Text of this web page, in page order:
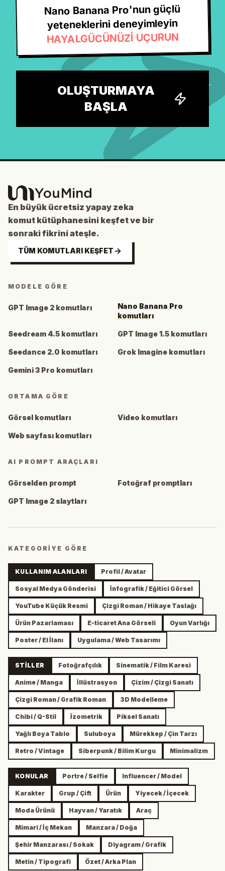
Nano Banana Pro'nun güçlü
yeteneklerini deneyimleyin
HAYALGÜCÜNÜZİ UÇURUN
OLUŞTURMAYA
BAŞLA
En büyük ücretsiz yapay zeka
komut kütüphanesini keşfet ve bir
sonraki fikrini ateşle.
TÜM KOMUTLARI KEŞFET
MODELE GÖRE
GPT Image 2 komutları
Nano Banana Pro
komutları
Seedream 4.5 komutları GPT Image 1.5 komutları
Seedance 2.0 komutları Grok Imagine komutları
Gemini 3 Pro komutları
ORTAMA GÖRE
Görsel komutları Video komutları
Web sayfası komutları
AI PROMPT ARAÇLARI
Görselden prompt Fotoğraf promptları
GPT Image 2 slaytları
KATEGORIYE GÖRE
KULLANIM ALANLARI Profil / Avatar
Sosyal Medya Gönderisi İnfografik / Eğitici Görsel
YouTube Küçük Resmi Çizgi Roman / Hikaye Taslağı
Ürün Pazarlaması E-ticaret Ana Görseli Oyun Varlığı
Poster / El İlanı Uygulama / Web Tasarımı
STILLER Fotoğrafçılık Sinematik / Film Karesi
Anime / Manga İllüstrasyon Çizim / Çizgi Sanatı
Çizgi Roman / Grafik Roman 3D Modelleme
Chibi / Q-Stil İzometrik Piksel Sanatı
Yağlı Boya Tablo Suluboya Mürekkep / Çin Tarzı
Retro / Vintage Siberpunk / Bilim Kurgu Minimalizm
KONULAR Portre / Selfie Influencer / Model
Karakter Grup / Çift Ürün Yiyecek / İçecek
Moda Ürünü Hayvan / Yaratık Araç
Mimari / İç Mekan Manzara / Doğa
Şehir Manzarası / Sokak Diyagram / Grafik
Metin / Tipografi Özet / Arka Plan